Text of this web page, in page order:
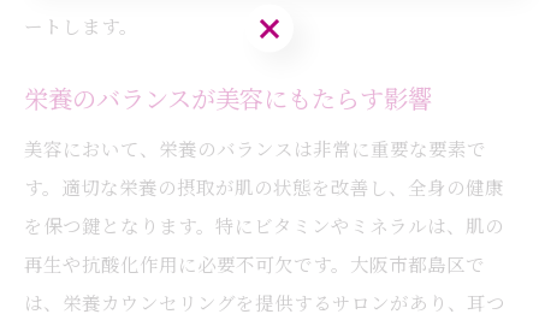
ートします。
栄養のバランスが美容にもたらす影響
美容において、栄養のバランスは非常に重要な要素で
す。適切な栄養の摂取が肌の状態を改善し、全身の健康
を保つ鍵となります。特にビタミンやミネラルは、肌の
再生や抗酸化作用に必要不可欠です。大阪市都島区で
は、栄養カウンセリングを提供するサロンがあり、耳つ
ご予約はこちら